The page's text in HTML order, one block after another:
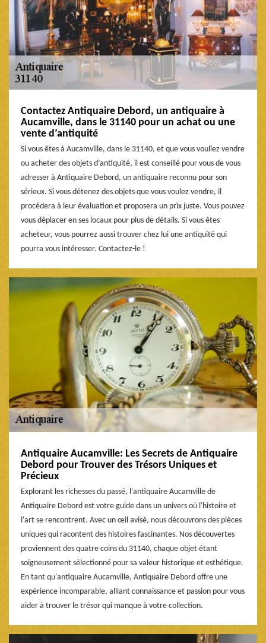
Contactez Antiquaire Debord, un antiquaire à
Aucamville, dans le 31140 pour un achat ou une
vente d’antiquité
Si vous êtes à Aucamville, dans le 31140, et que vous vouliez vendre
ou acheter des objets d’antiquité, il est conseillé pour vous de vous
adresser à Antiquaire Debord, un antiquaire reconnu pour son
sérieux. Si vous détenez des objets que vous voulez vendre, il
procédera à leur évaluation et proposera un prix juste. Vous pouvez
vous déplacer en ses locaux pour plus de détails. Si vous êtes
acheteur, vous pourrez aussi trouver chez lui une antiquité qui
pourra vous intéresser. Contactez-le !
Antiquaire Aucamville: Les Secrets de Antiquaire
Debord pour Trouver des Trésors Uniques et
Précieux
Explorant les richesses du passé, l'antiquaire Aucamville de
Antiquaire Debord est votre guide dans un univers où l'histoire et
l'art se rencontrent. Avec un œil avisé, nous découvrons des pièces
uniques qui racontent des histoires fascinantes. Nos découvertes
proviennent des quatre coins du 31140, chaque objet étant
soigneusement sélectionné pour sa valeur historique et esthétique.
En tant qu'antiquaire Aucamville, Antiquaire Debord offre une
expérience incomparable, alliant connaissance et passion pour vous
aider à trouver le trésor qui manque à votre collection.